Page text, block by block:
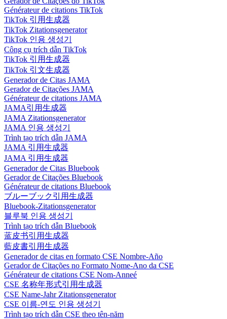
Générateur de citations TikTok
TikTok 引用生成器
TikTok Zitationsgenerator
TikTok 인용 생성기
Công cụ trích dẫn TikTok
TikTok 引用生成器
TikTok 引文生成器
Generador de Citas JAMA
Gerador de Citações JAMA
Générateur de citations JAMA
JAMA引用生成器
JAMA Zitationsgenerator
JAMA 인용 생성기
Trình tạo trích dẫn JAMA
JAMA 引用生成器
JAMA 引用生成器
Generador de Citas Bluebook
Gerador de Citações Bluebook
Générateur de citations Bluebook
ブルーブック引用生成器
Bluebook-Zitationsgenerator
블루북 인용 생성기
Trình tạo trích dẫn Bluebook
蓝皮书引用生成器
藍皮書引用生成器
Generador de citas en formato CSE Nombre-Año
Gerador de Citações no Formato Nome-Ano da CSE
Générateur de citations CSE Nom-Anneé
CSE 名称年形式引用生成器
CSE Name-Jahr Zitationsgenerator
CSE 이름-연도 인용 생성기
Trình tạo trích dẫn CSE theo tên-năm